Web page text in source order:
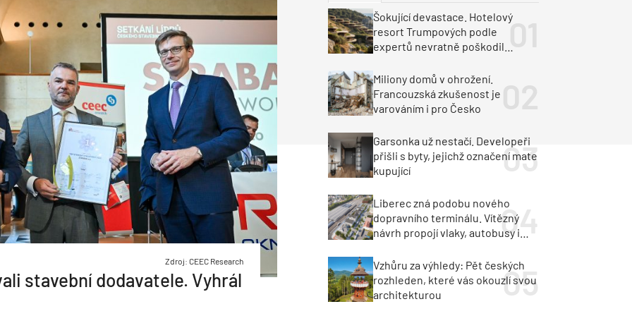
Historické stavby Průmyslové objekty
Rekonstrukce střechy
Větrání a odvětráváníKomíny
Fasáda Inženýrské stavby
Doprava
Dopravní stavby
Zdroj: CEEC Research
stavební dodavatele. Vyhrál
Šokující devastace. Hotelový
resort Trumpových podle
expertů nevratně poškodil
Miliony domů v ohrožení.
Francouzská zkušenost je
varováním i pro Česko
Garsonka už nestačí. Developeři
přišli s byty, jejichž označení mate
kupující
Liberec zná podobu nového
dopravního terminálu. Vítězný
návrh propojí vlaky, autobusy i
Vzhůru za výhledy: Pět českých
rozhleden, které vás okouzlí svou
architekturou